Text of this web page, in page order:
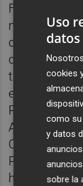
Filosofía del
nombrado
de
desde
titulaciones
en Valencia:
Relaciones
Audiovisual.
Ciencias de
Pablo de
hasta 1996.
Uso
datos
cookies
como su
y datos
sobre la